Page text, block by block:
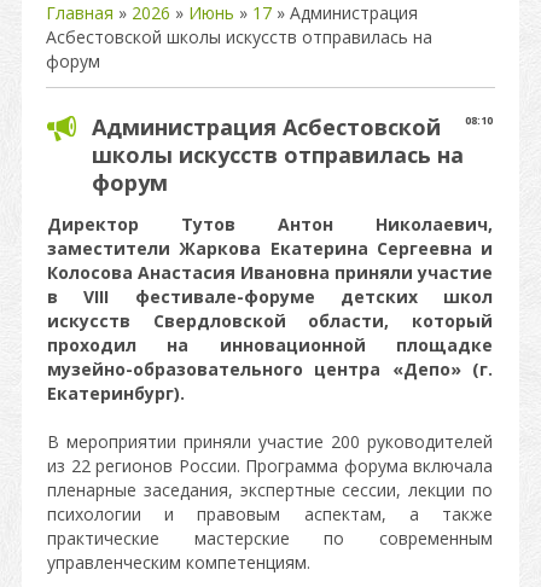
Главная » 2026 » Июнь » 17 » Администрация
Асбестовской школы искусств отправилась на
форум
08:10
Администрация Асбестовской
школы искусств отправилась на
форум
Директор Тутов Антон Николаевич,
заместители Жаркова Екатерина Сергеевна и
Колосова Анастасия Ивановна приняли участие
в VIII фестивале-форуме детских школ
искусств Свердловской области, который
проходил на инновационной площадке
музейно-образовательного центра «Депо» (г.
Екатеринбург).
В мероприятии приняли участие 200 руководителей
из 22 регионов России. Программа форума включала
пленарные заседания, экспертные сессии, лекции по
психологии и правовым аспектам, а также
практические мастерские по современным
управленческим компетенциям.